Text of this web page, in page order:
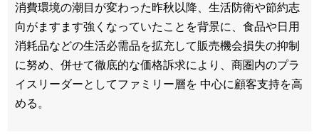
消費環境の潮目が変わった昨秋以降、生活防衛や節約志
向がますます強くなっていたことを背景に、食品や日用
消耗品などの生活必需品を拡充して販売機会損失の抑制
に努め、併せて徹底的な価格訴求により、商圏内のプラ
イスリーダーとしてファミリー層を 中心に顧客支持を高
める。